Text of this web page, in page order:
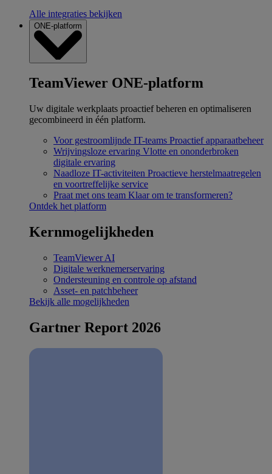
Alle integraties bekijken
ONE-platform
TeamViewer ONE-platform
Uw digitale werkplaats proactief beheren en optimaliseren
gecombineerd in één platform.
Voor gestroomlijnde IT-teams Proactief apparaatbeheer
Wrijvingsloze ervaring Vlotte en ononderbroken
digitale ervaring
Naadloze IT-activiteiten Proactieve herstelmaatregelen
en voortreffelijke service
Praat met ons team Klaar om te transformeren?
Ontdek het platform
Kernmogelijkheden
TeamViewer AI
Digitale werknemerservaring
Ondersteuning en controle op afstand
Asset- en patchbeheer
Bekijk alle mogelijkheden
Gartner Report 2026